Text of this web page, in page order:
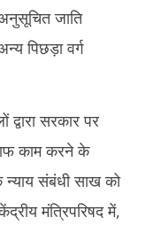
जाति
पिछड़ा वर्ग
सरकार पर
काम करने के
न्याय संबंधी साख को
मंत्रिपरिषद में,